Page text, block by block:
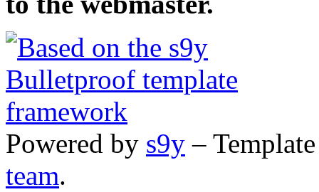
Powered by s9y –
team.